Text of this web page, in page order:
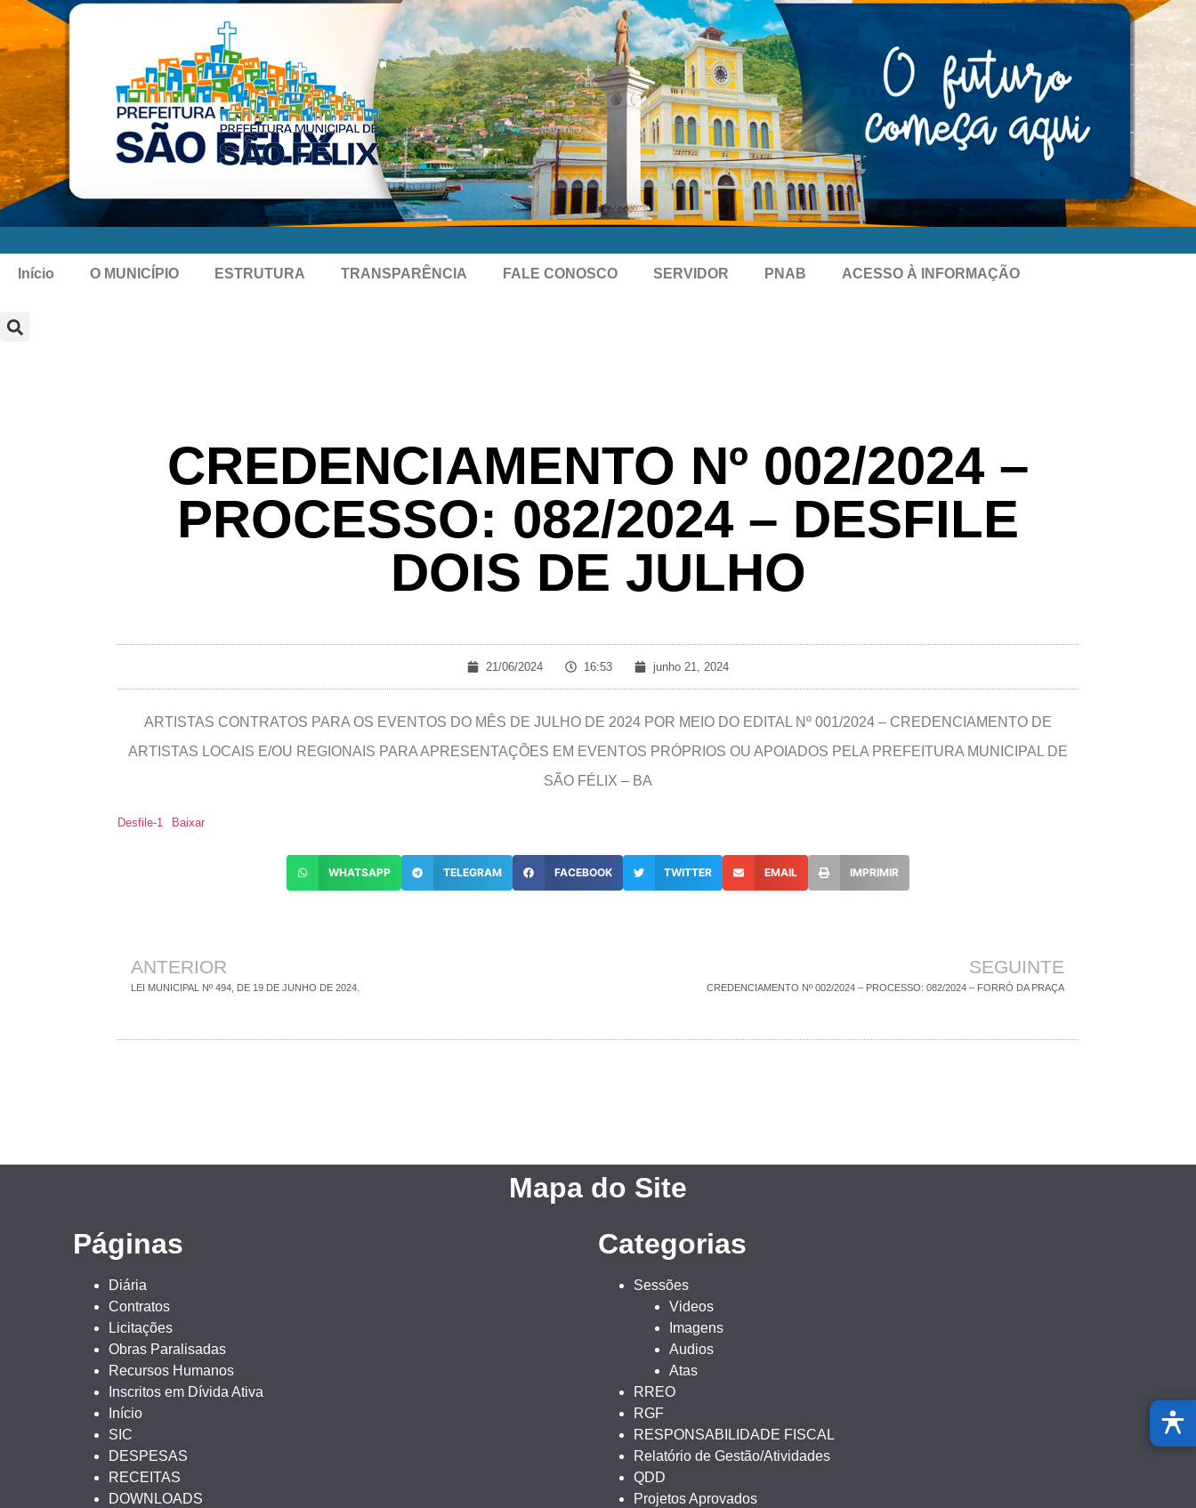
Início O MUNICÍPIO ESTRUTURA TRANSPARÊNCIA FALE CONOSCO SERVIDOR PNAB ACESSO À INFORMAÇÃO
CREDENCIAMENTO Nº 002/2024 –
PROCESSO: 082/2024 – DESFILE
DOIS DE JULHO
21/06/2024 16:53 junho 21, 2024
ARTISTAS CONTRATOS PARA OS EVENTOS DO MÊS DE JULHO DE 2024 POR MEIO DO EDITAL Nº 001/2024 – CREDENCIAMENTO DE
ARTISTAS LOCAIS E/OU REGIONAIS PARA APRESENTAÇÕES EM EVENTOS PRÓPRIOS OU APOIADOS PELA PREFEITURA MUNICIPAL DE
SÃO FÉLIX – BA
Desfile-1 Baixar
WHATSAPP TELEGRAM FACEBOOK TWITTER EMAIL IMPRIMIR
ANTERIOR
LEI MUNICIPAL Nº 494, DE 19 DE JUNHO DE 2024.
SEGUINTE
CREDENCIAMENTO Nº 002/2024 – PROCESSO: 082/2024 – FORRÓ DA PRAÇA
Mapa do Site
Páginas
Diária
Contratos
Licitações
Obras Paralisadas
Recursos Humanos
Inscritos em Dívida Ativa
Início
SIC
DESPESAS
RECEITAS
DOWNLOADS
Categorias
Sessões
Videos
Imagens
Audios
Atas
RREO
RGF
RESPONSABILIDADE FISCAL
Relatório de Gestão/Atividades
QDD
Projetos Aprovados